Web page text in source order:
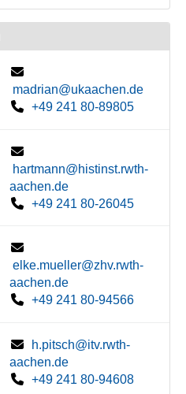
madrian@ukaachen.de
+49 241 80-89805
hartmann@histinst.rwth-
aachen.de
+49 241 80-26045
elke.mueller@zhv.rwth-
aachen.de
+49 241 80-94566
h.pitsch@itv.rwth-
aachen.de
+49 241 80-94608